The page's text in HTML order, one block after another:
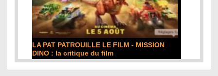
LA PAT PATROUILLE LE FILM - MISSION
DINO : la critique du film